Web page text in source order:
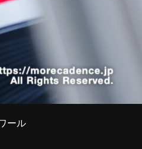
ール